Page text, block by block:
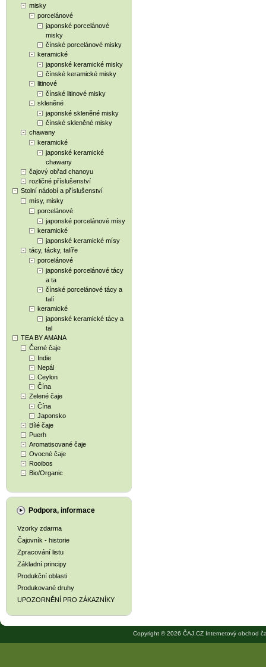
misky
porcelánové
japonské porcelánové
misky
čínské porcelánové misky
keramické
japonské keramické misky
čínské keramické misky
litinové
čínské litinové misky
skleněné
japonské skleněné misky
čínské skleněné misky
chawany
keramické
japonské keramické
chawany
čajový obřad chanoyu
rozličné příslušenství
Stolní nádobí a příslušenství
mísy, misky
porcelánové
japonské porcelánové mísy
keramické
japonské keramické mísy
tácy, tácky, talíře
porcelánové
japonské porcelánové tácy
a ta
čínské porcelánové tácy a
talí
keramické
japonské keramické tácy a
tal
TEA BY AMANA
Černé čaje
Indie
Nepál
Ceylon
Čína
Zelené čaje
Čína
Japonsko
Bílé čaje
Puerh
Aromatisované čaje
Ovocné čaje
Rooibos
Bio/Organic
Podpora, informace
Vzorky zdarma
Čajovník - historie
Zpracování listu
Základní principy
Produkční oblasti
Produkované druhy
UPOZORNĚNÍ PRO ZÁKAZNÍKY
Copyright © 2026 ČAJ.CZ Internetový obchod